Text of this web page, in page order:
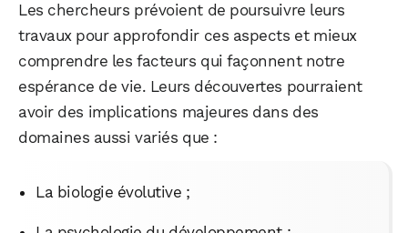
Les chercheurs prévoient de poursuivre leurs
travaux pour approfondir ces aspects et mieux
comprendre les facteurs qui façonnent notre
espérance de vie. Leurs découvertes pourraient
avoir des implications majeures dans des
domaines aussi variés que :
La biologie évolutive ;